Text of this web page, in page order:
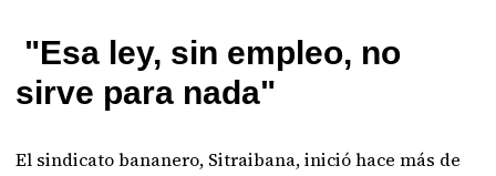
"Esa ley, sin empleo, no
sirve para nada"
El sindicato bananero, Sitraibana, inició hace más de